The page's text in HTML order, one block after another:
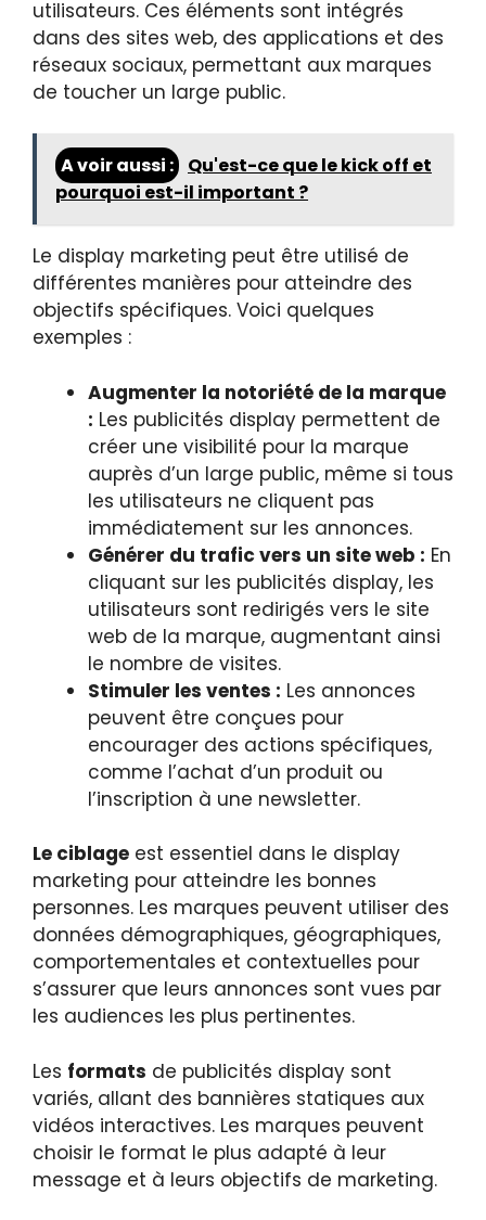
utilisateurs. Ces éléments sont intégrés
dans des sites web, des applications et des
réseaux sociaux, permettant aux marques
de toucher un large public.
A voir aussi :
Qu'est-ce que le kick off et
pourquoi est-il important ?
Le display marketing peut être utilisé de
différentes manières pour atteindre des
objectifs spécifiques. Voici quelques
exemples :
Augmenter la notoriété de la marque
: Les publicités display permettent de
créer une visibilité pour la marque
auprès d’un large public, même si tous
les utilisateurs ne cliquent pas
immédiatement sur les annonces.
Générer du trafic vers un site web : En
cliquant sur les publicités display, les
utilisateurs sont redirigés vers le site
web de la marque, augmentant ainsi
le nombre de visites.
Stimuler les ventes : Les annonces
peuvent être conçues pour
encourager des actions spécifiques,
comme l’achat d’un produit ou
l’inscription à une newsletter.
Le ciblage est essentiel dans le display
marketing pour atteindre les bonnes
personnes. Les marques peuvent utiliser des
données démographiques, géographiques,
comportementales et contextuelles pour
s’assurer que leurs annonces sont vues par
les audiences les plus pertinentes.
Les formats de publicités display sont
variés, allant des bannières statiques aux
vidéos interactives. Les marques peuvent
choisir le format le plus adapté à leur
message et à leurs objectifs de marketing.